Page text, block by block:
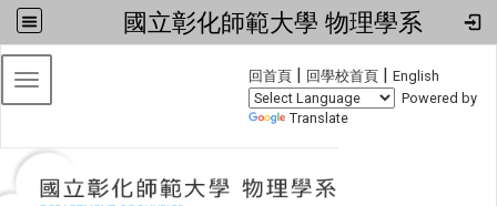
國立彰化師範大學 物理學系
回首頁 | 回學校首頁 | English
Powered by
Translate
Toggle navigation